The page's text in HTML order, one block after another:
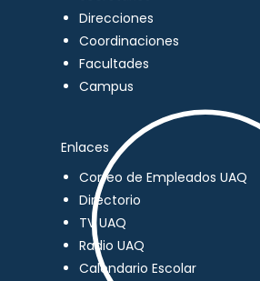
Direcciones
Coordinaciones
Facultades
Campus
Enlaces
Correo de Empleados UAQ
Directorio
TV UAQ
Radio UAQ
Calendario Escolar